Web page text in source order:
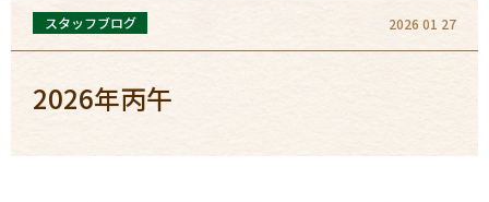
スタッフブログ 2026 01 27
2026年丙午